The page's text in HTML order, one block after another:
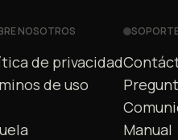
NOSOTROS
de privacidad
de uso
Manual